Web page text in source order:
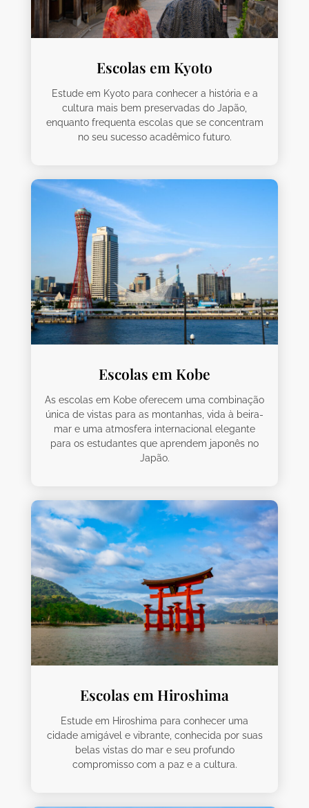
Escolas em Kyoto
Estude em Kyoto para conhecer a história e a
cultura mais bem preservadas do Japão,
enquanto frequenta escolas que se concentram
no seu sucesso acadêmico futuro.
Escolas em Kobe
As escolas em Kobe oferecem uma combinação
única de vistas para as montanhas, vida à beira-
mar e uma atmosfera internacional elegante
para os estudantes que aprendem japonês no
Japão.
Escolas em Hiroshima
Estude em Hiroshima para conhecer uma
cidade amigável e vibrante, conhecida por suas
belas vistas do mar e seu profundo
compromisso com a paz e a cultura.